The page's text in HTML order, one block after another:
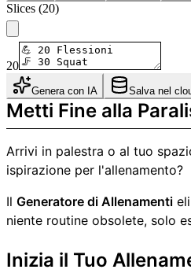
Slices (20)
20
Genera con IA Salva nel
Metti Fine alla
Arrivi in palestra o al tuo
ispirazione per l'allenamento?
Il Generatore di Allenamenti
niente routine obsolete, solo
Inizia il Tuo